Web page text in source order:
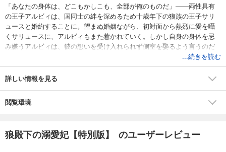
「あなたの身体は、どこもかしこも、全部が俺のものだ」――両性具有
の王子アルビィは、国同士の絆を深めるため十歳年下の狼族の王子サリ
ュースと婚約することに。望まぬ婚姻ながら、初対面から熱烈に愛を囁
くサリュースに、アルビィもまた惹かれていく。しかし自身の身体を忌
み嫌うアルビィは、彼の想いを受け入れられず側室を娶るよう言うのだ
が…。激昂したサリュースに、秘めた蜜孔を強引に暴かれ、激しい快楽
でよがり泣くほど責め立てられて…。
...続きを読む
詳しい情報を見る
閲覧環境
狼殿下の溺愛妃【特別版】 のユーザーレビュー